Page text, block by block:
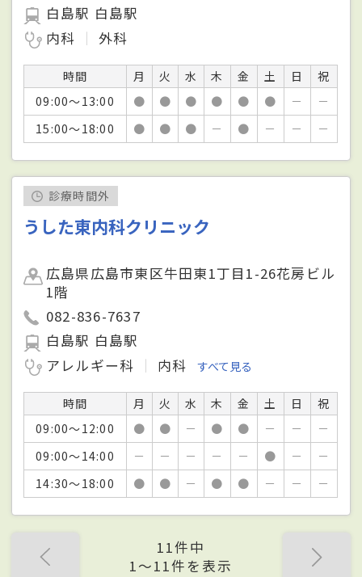
白島駅 白島駅
内科
外科
時間 月 火 水 木 金 土 日
祝
09:00～13:00
● ● ● ● ● ● －
－
15:00～18:00
● ● ● － ● － － －
診療時間外
うした東内科クリニック
広島県広島市東区牛田東1丁目1-26花房ビル
1階
082-836-7637
白島駅 白島駅
アレルギー科
内科 すべて見る
時間 月 火 水 木 金 土 日
祝
09:00～12:00
● ● － ● ● － －
－
09:00～14:00
－ － － － － ● －
－
14:30～18:00
● ● － ● ● － － －
11件中
1〜11件を表示